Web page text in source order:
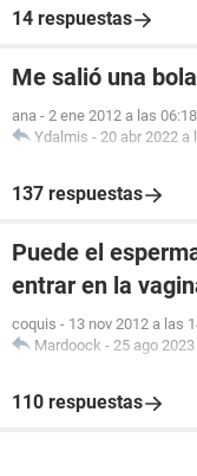
14 respuestas
Me salió una
ana - 2 ene 2012 a las 06:18
Ydalmis - 20 abr 2022 a
137 respuestas
Puede el
entrar en la
coquis - 13 nov 2012 a las
Mardoock - 25 ago
110 respuestas